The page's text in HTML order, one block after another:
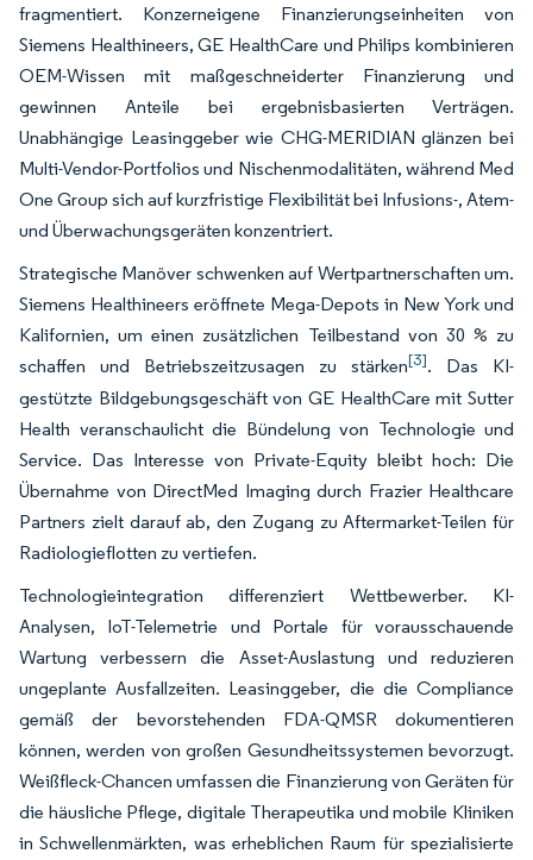
fragmentiert. Konzerneigene Finanzierungseinheiten von
Siemens Healthineers, GE HealthCare und Philips kombinieren
OEM-Wissen mit maßgeschneiderter Finanzierung und
gewinnen Anteile bei ergebnisbasierten Verträgen.
Unabhängige Leasinggeber wie CHG-MERIDIAN glänzen bei
Multi-Vendor-Portfolios und Nischenmodalitäten, während Med
One Group sich auf kurzfristige Flexibilität bei Infusions-, Atem-
und Überwachungsgeräten konzentriert.
Strategische Manöver schwenken auf Wertpartnerschaften um.
Siemens Healthineers eröffnete Mega-Depots in New York und
Kalifornien, um einen zusätzlichen Teilbestand von 30 % zu
schaffen und Betriebszeitzusagen zu stärken[3]. Das KI-
gestützte Bildgebungsgeschäft von GE HealthCare mit Sutter
Health veranschaulicht die Bündelung von Technologie und
Service. Das Interesse von Private-Equity bleibt hoch: Die
Übernahme von DirectMed Imaging durch Frazier Healthcare
Partners zielt darauf ab, den Zugang zu Aftermarket-Teilen für
Radiologieflotten zu vertiefen.
Technologieintegration differenziert Wettbewerber. KI-
Analysen, IoT-Telemetrie und Portale für vorausschauende
Wartung verbessern die Asset-Auslastung und reduzieren
ungeplante Ausfallzeiten. Leasinggeber, die die Compliance
gemäß der bevorstehenden FDA-QMSR dokumentieren
können, werden von großen Gesundheitssystemen bevorzugt.
Weißfleck-Chancen umfassen die Finanzierung von Geräten für
die häusliche Pflege, digitale Therapeutika und mobile Kliniken
in Schwellenmärkten, was erheblichen Raum für spezialisierte